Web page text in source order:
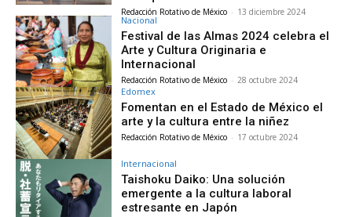
Redacción Rotativo de México - 13 diciembre 2024
Nacional
Festival de las Almas 2024 celebra el
Arte y Cultura Originaria e
Internacional
Redacción Rotativo de México - 28 octubre 2024
Edomex
Fomentan en el Estado de México el
arte y la cultura entre la niñez
Redacción Rotativo de México - 17 octubre 2024
Internacional
Taishoku Daiko: Una solución
emergente a la cultura laboral
estresante en Japón